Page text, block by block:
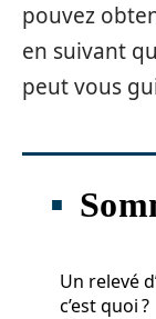
pouvez
en suivant
peut vous
Un relevé
c’est quoi ?